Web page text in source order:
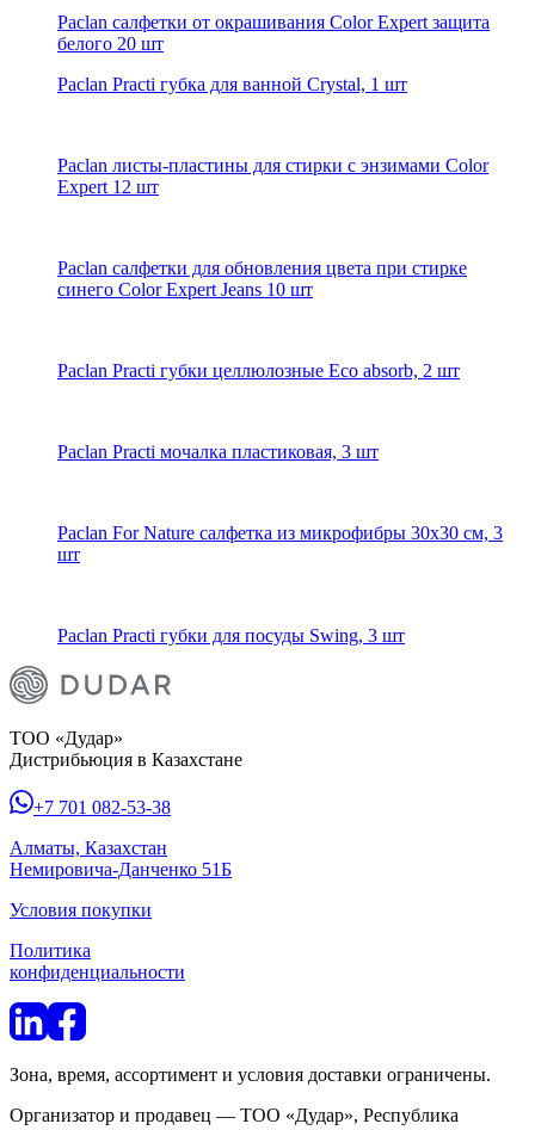
Paclan салфетки от окрашивания Color Expert защита
белого 20 шт
Paclan Practi губка для ванной Crystal, 1 шт
Paclan листы-пластины для стирки с энзимами Color
Expert 12 шт
Paclan салфетки для обновления цвета при стирке
синего Color Expert Jeans 10 шт
Paclan Practi губки целлюлозные Eco absorb, 2 шт
Paclan Practi мочалка пластиковая, 3 шт
Paclan For Nature салфетка из микрофибры 30х30 см, 3
шт
Paclan Practi губки для посуды Swing, 3 шт
ТОО «Дудар»
Дистрибьюция в Казахстане
+7 701 082-53-38
Алматы, Казахстан
Немировича-Данченко 51Б
Условия покупки
Политика
конфиденциальности
Зона, время, ассортимент и условия доставки ограничены.
Организатор и продавец — ТОО «Дудар», Республика